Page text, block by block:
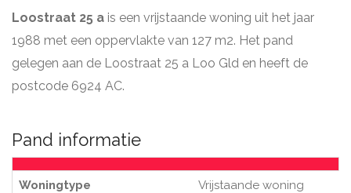
Loostraat 25 a is een vrijstaande woning uit het jaar
1988 met een oppervlakte van 127 m2. Het pand
gelegen aan de Loostraat 25 a Loo Gld en heeft de
postcode 6924 AC.
Pand informatie
Woningtype Vrijstaande woning